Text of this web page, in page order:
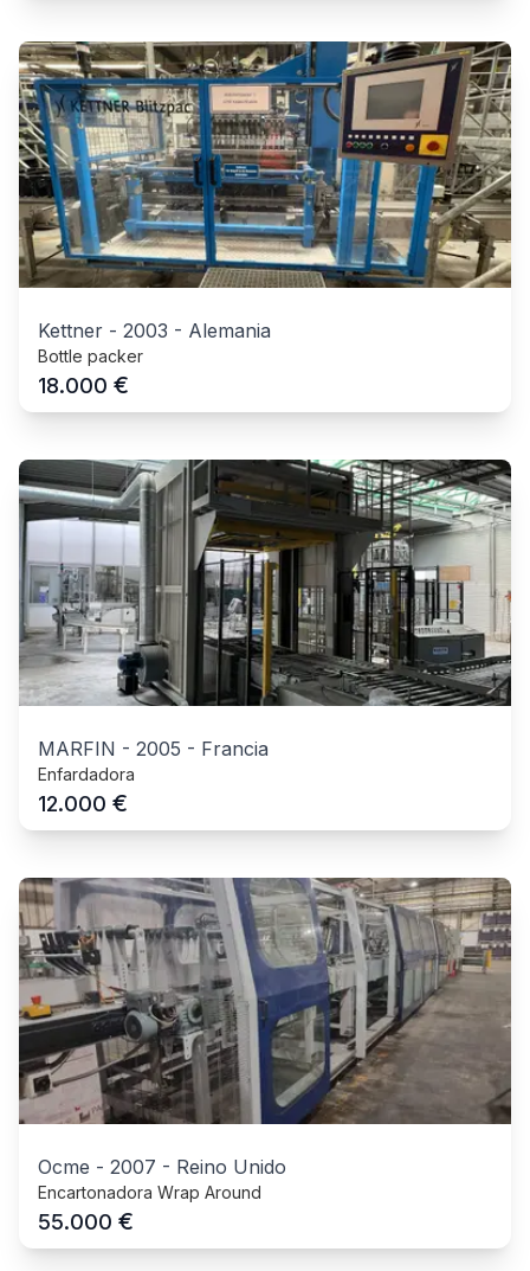
Kettner - 2003 - Alemania
Bottle packer
18.000 €
MARFIN - 2005 - Francia
Enfardadora
12.000 €
Ocme - 2007 - Reino Unido
Encartonadora Wrap Around
55.000 €